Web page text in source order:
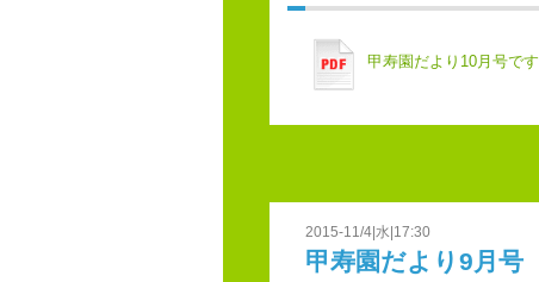
甲寿園だより10月号です
2015-11/4|水|17:30
甲寿園だより9月号